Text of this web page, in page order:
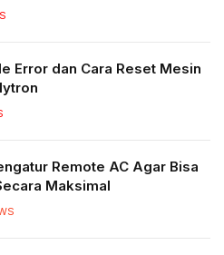
Error dan Cara Reset Mesin
Remote AC Agar Bisa
Maksimal